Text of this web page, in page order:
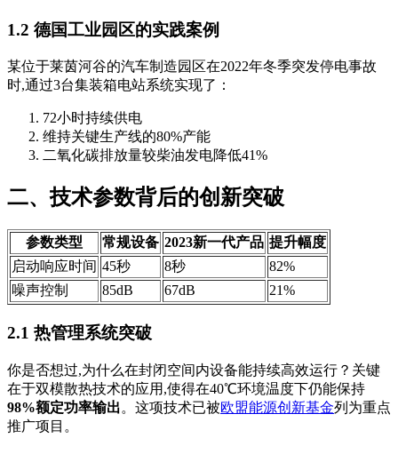
1.2 德国工业园区的实践案例
某位于莱茵河谷的汽车制造园区在2022年冬季突发停电事故
时,通过3台集装箱电站系统实现了：
72小时持续供电
维持关键生产线的80%产能
二氧化碳排放量较柴油发电降低41%
二、技术参数背后的创新突破
参数类型 常规设备 2023新一代产品 提升幅度
启动响应时间 45秒 8秒
82%
噪声控制
85dB 67dB 21%
2.1 热管理系统突破
你是否想过,为什么在封闭空间内设备能持续高效运行？关键
在于双模散热技术的应用,使得在40℃环境温度下仍能保持
98%额定功率输出。这项技术已被欧盟能源创新基金列为重点
推广项目。